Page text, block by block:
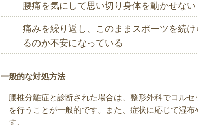
腰痛を気にして思い切り身体を動かせない
痛みを繰り返し、このままスポーツを続け
るのか不安になっている
一般的な対処方法
腰椎分離症と診断された場合は、整形外科でコル
を行うことが一般的です。また、症状に応じて湿
す。